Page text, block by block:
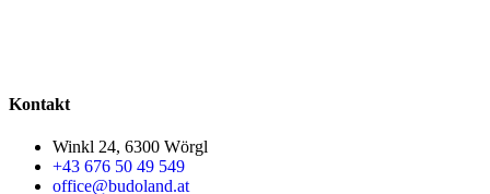
Kontakt
Winkl 24, 6300 Wörgl
+43 676 50 49 549
office@budoland.at